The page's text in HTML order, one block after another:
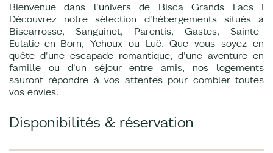
Bienvenue dans l'univers de Bisca Grands Lacs !
Découvrez notre sélection d'hébergements situés à
Biscarrosse, Sanguinet, Parentis, Gastes, Sainte-
Eulalie-en-Born, Ychoux ou Luë. Que vous soyez en
quête d'une escapade romantique, d'une aventure en
famille ou d'un séjour entre amis, nos logements
sauront répondre à vos attentes pour combler toutes
vos envies.
Disponibilités & réservation